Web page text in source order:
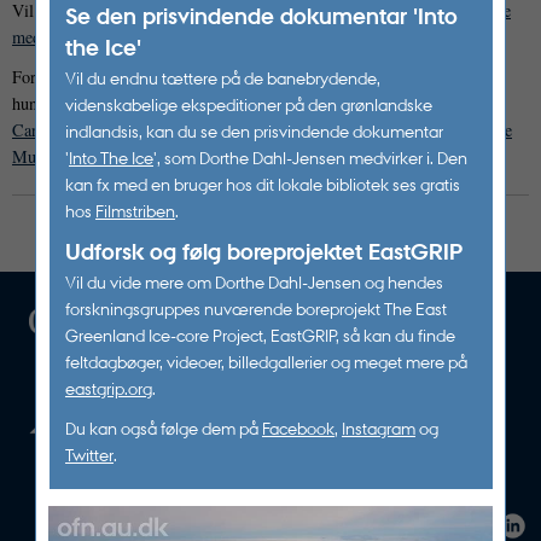
Se den prisvindende dokumentar 'Into
the Ice'
Vil du endnu tættere på de banebrydende,
videnskabelige ekspeditioner på den grønlandske
indlandsis, kan du se den prisvindende dokumentar
'Into The Ice', som Dorthe Dahl-Jensen medvirker i. Den
kan fx med en bruger hos dit lokale bibliotek ses gratis
hos Filmstriben.
Udforsk og følg boreprojektet EastGRIP
Vil du vide mere om Dorthe Dahl-Jensen og hendes
forskningsgruppes nuværende boreprojekt The East
Greenland Ice-core Project, EastGRIP, så kan du finde
feltdagbøger, videoer, billedgallerier og meget mere på
eastgrip.org.
Du kan også følge dem på Facebook, Instagramog
Twitter.
Vil du tippes om program mv. såfølg os på vores nyhedsbrev og sociale
medier.
Foredragene arrangeres afAarhus Universiteti samarbejde med flere
hundrede lokationer landet over. Foredragsserien er støttet af
Carlsbergfondetog er sammen med bl.a. Steno Museet en del af
Science
Museerneved Aarhus Universitet.